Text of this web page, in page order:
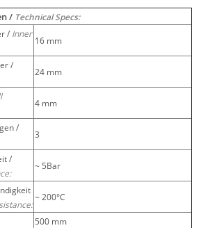
/ Technical Specs:
/ Inner
16 mm
/
24 mm
4 mm
/
3
/
~ 5Bar
~ 200°C
500 mm